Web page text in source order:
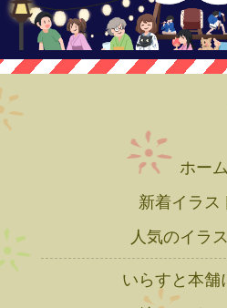
ホーム
新着イラス
人気のイラ
いらすと本舗